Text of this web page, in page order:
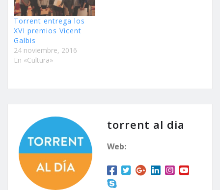
Torrent entrega los
XVI premios Vicent
Galbis
24 noviembre, 2016
En «Cultura»
torrent al dia
Web: